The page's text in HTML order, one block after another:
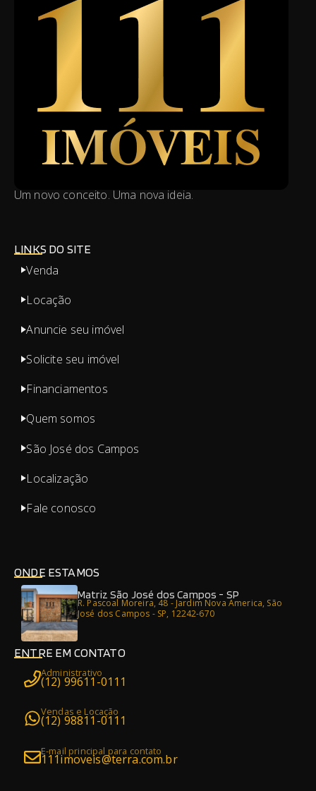
Um novo conceito. Uma nova ideia.
LINKS DO SITE
Venda
Locação
Anuncie seu imóvel
Solicite seu imóvel
Financiamentos
Quem somos
São José dos Campos
Localização
Fale conosco
ONDE ESTAMOS
Matriz São José dos Campos - SP
R. Pascoal Moreira, 48 - Jardim Nova America, São
José dos Campos - SP, 12242-670
ENTRE EM CONTATO
Administrativo
(12) 99611-0111
Vendas e Locação
(12) 98811-0111
E-mail principal para contato
111imoveis@terra.com.br